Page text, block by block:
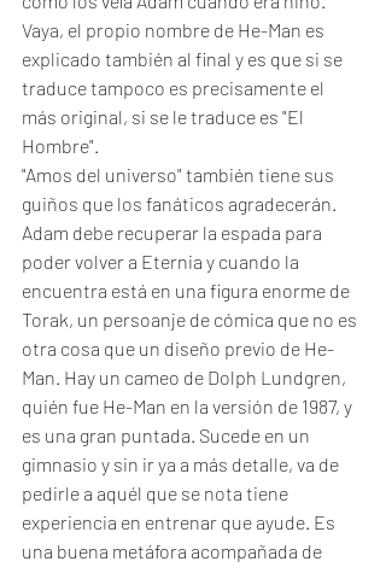
Vaya, el propio nombre de He-Man es
explicado también al final y es que si se
traduce tampoco es precisamente el
más original, si se le traduce es "El
Hombre".
"Amos del universo" también tiene sus
guiños que los fanáticos agradecerán.
Adam debe recuperar la espada para
poder volver a Eternia y cuando la
encuentra está en una figura enorme de
Torak, un persoanje de cómica que no es
otra cosa que un diseño previo de He-
Man. Hay un cameo de Dolph Lundgren,
quién fue He-Man en la versión de 1987, y
es una gran puntada. Sucede en un
gimnasio y sin ir ya a más detalle, va de
pedirle a aquél que se nota tiene
experiencia en entrenar que ayude. Es
una buena metáfora acompañada de